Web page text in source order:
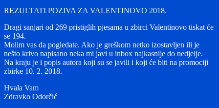
REZULTATI POZIVA ZA VALENTINOVO 2018.
Dragi sanjari od 269 pristiglih pjesama u zbirci Valentinovo tiskat će
se 194.
Molim vas da pogledate. Ako je greškom netko izostavljen ili je
nešto krivo napisano neka mi javi u inbox najkasnije do nedjelje.
Na kraju je i popis autora koji su se javili i koji će biti na promociji
zbirke 10. 2. 2018.
Hvala Vam
Zdravko Odorčić